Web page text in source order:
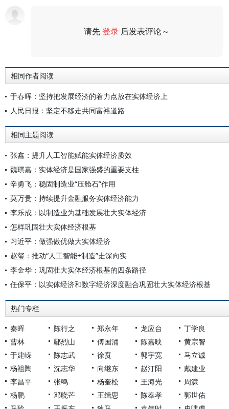
请先登录 后发表评论～
相同作者阅读
于春晖：坚持把发展经济的着力点放在实体经济上
人民日报：坚定不移走共同富裕道路
相同主题阅读
张鑫：提升人工智能赋能实体经济质效
魏琪嘉：实体经济是国家强盛的重要支柱
辛勇飞：稳固制造业“压舱石”作用
莫万贵：持续提升金融服务实体经济能力
李乐成：以制造业为基础发展壮大实体经济
怎样巩固壮大实体经济根基
习近平：做强做优做大实体经济
赵玺：推动“人工智能+制造”走深向实
李金华：巩固壮大实体经济根基的四条路径
任保平：以实体经济和数字经济深度融合巩固壮大实体经济根基
热门专栏
秦晖 陈行之 郑永年 龙应台
丁学良
曹林
鄢烈山 傅国涌 陈嘉映
黄宗智
于建嵘
陈志武 徐贲 郭宇宽
马立诚
杨祖陶
沈志华 向继东 赵汀阳
戴建业
李昌平
张鸣 杨奎松 王海光
周濂
杨鹏
邓晓芒 王缉思 陈奉孝
郭世佑